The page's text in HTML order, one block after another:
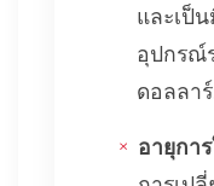
และเป็
อุปกรณ์
ดอลลา
อายุกา